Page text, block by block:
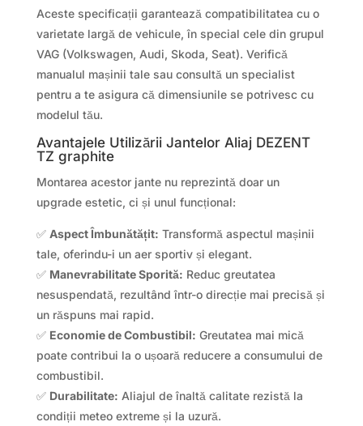
Aceste specificații garantează compatibilitatea cu o
varietate largă de vehicule, în special cele din grupul
VAG (Volkswagen, Audi, Skoda, Seat). Verifică
manualul mașinii tale sau consultă un specialist
pentru a te asigura că dimensiunile se potrivesc cu
modelul tău.
Avantajele Utilizării Jantelor Aliaj DEZENT
TZ graphite
Montarea acestor jante nu reprezintă doar un
upgrade estetic, ci și unul funcțional:
✅ Aspect Îmbunătățit: Transformă aspectul mașinii
tale, oferindu-i un aer sportiv și elegant.
✅ Manevrabilitate Sporită: Reduc greutatea
nesuspendată, rezultând într-o direcție mai precisă și
un răspuns mai rapid.
✅ Economie de Combustibil: Greutatea mai mică
poate contribui la o ușoară reducere a consumului de
combustibil.
✅ Durabilitate: Aliajul de înaltă calitate rezistă la
condiții meteo extreme și la uzură.